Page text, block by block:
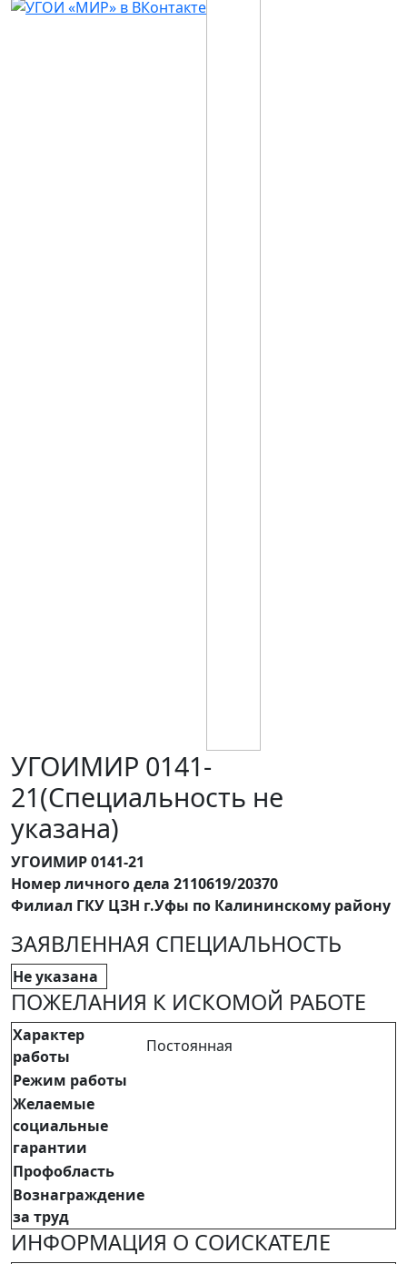
УГОИМИР 0141-
21(Специальность не
указана)
УГОИМИР 0141-21
Номер личного дела 2110619/20370
Филиал ГКУ ЦЗН г.Уфы по Калининскому району
ЗАЯВЛЕННАЯ СПЕЦИАЛЬНОСТЬ
Не указана
ПОЖЕЛАНИЯ К ИСКОМОЙ РАБОТЕ
Характер
работы
Постоянная
Режим работы
Желаемые
социальные
гарантии
Профобласть
Вознаграждение
за труд
ИНФОРМАЦИЯ О СОИСКАТЕЛЕ